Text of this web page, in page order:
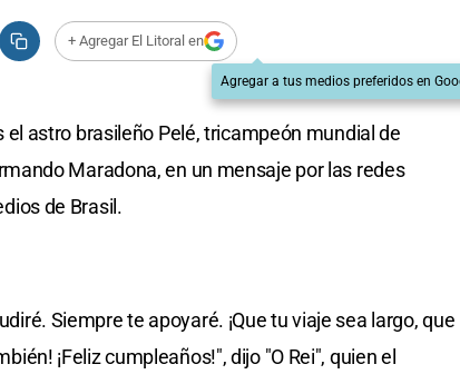
+ Agregar El Litoral en
Agregar a tus medios preferidos en
astro brasileño Pelé, tricampeón mundial de
Maradona, en un mensaje por las redes
de Brasil.
Siempre te apoyaré. ¡Que tu viaje sea largo, que
¡Feliz cumpleaños!", dijo "O Rei", quien el